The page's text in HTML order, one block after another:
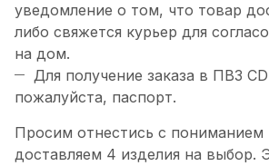
уведомление о том, что товар
либо свяжется курьер для
на дом.
Для получение заказа в ПВЗ
пожалуйста, паспорт.
Просим отнестись с
доставляем 4 изделия на выбор.